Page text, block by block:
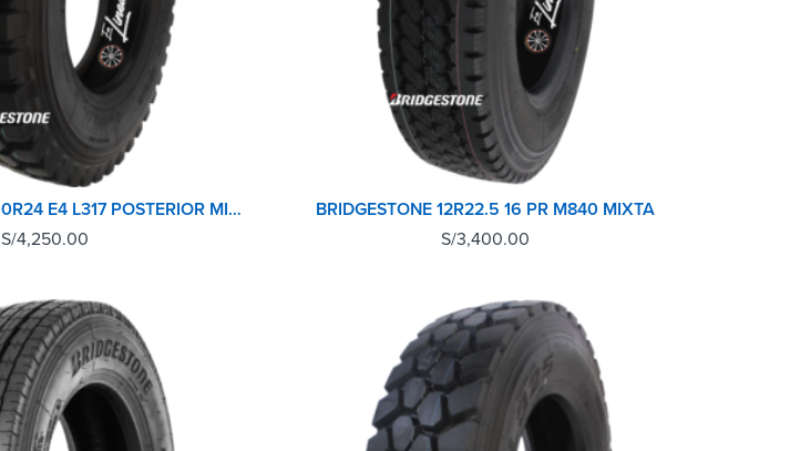
BRIDGESTONE 12.00R24 E4 L317 POSTERIOR MINERA
S/4,250.00
BRIDGESTONE 12R22.5 16 PR M840 MIXTA
S/3,400.00